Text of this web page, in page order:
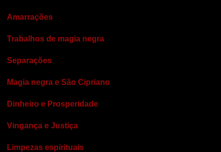
Amarrações
Trabalhos de magia negra
Separações
Magia negra e São Cipriano
Dinheiro e Prosperidade
Vingança e Justiça
Limpezas espirituais